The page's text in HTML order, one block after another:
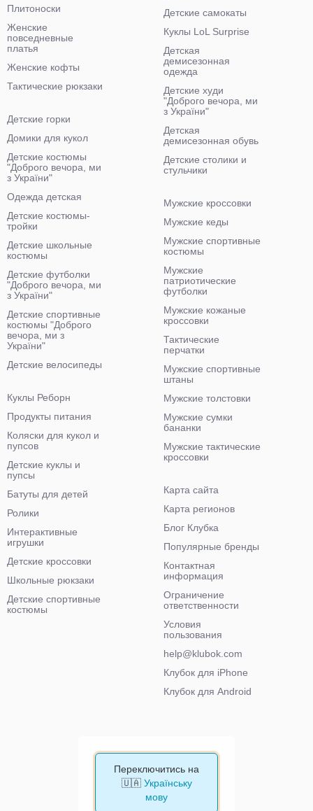
Плитоноски
Женские
повседневные
платья
Женские кофты
Тактические рюкзаки
Детские самокаты
Куклы LoL Surprise
Детская
демисезонная
одежда
Детские худи
"Доброго вечора, ми
з України"
Детская
демисезонная обувь
Детские столики и
стульчики
Детские горки
Домики для кукол
Детские костюмы
"Доброго вечора, ми
з України"
Одежда детская
Детские костюмы-
тройки
Детские школьные
костюмы
Детские футболки
"Доброго вечора, ми
з України"
Детские спортивные
костюмы "Доброго
вечора, ми з
України"
Детские велосипеды
Мужские кроссовки
Мужские кеды
Мужские спортивные
костюмы
Мужские
патриотические
футболки
Мужские кожаные
кроссовки
Тактические
перчатки
Мужские спортивные
штаны
Мужские толстовки
Мужские сумки
бананки
Мужские тактические
кроссовки
Куклы Реборн
Продукты питания
Коляски для кукол и
пупсов
Детские куклы и
пупсы
Батуты для детей
Ролики
Интерактивные
игрушки
Детские кроссовки
Школьные рюкзаки
Детские спортивные
костюмы
Карта сайта
Карта регионов
Блог Клубка
Популярные бренды
Контактная
информация
Ограничение
ответственности
Условия
пользования
help@klubok.com
Клубок для iPhone
Клубок для Android
Переключитись на
🇺🇦 Українську
мову